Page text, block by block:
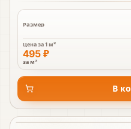
Размер
Цена за1 м²
495 ₽
за м²
В